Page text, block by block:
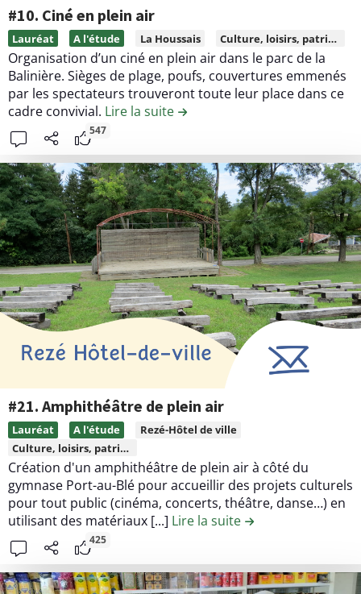
t
r
i
b
u
t
i
o
n
#
8
.
L
a
G
u
i
e
t
t
e
à
L
é
n
#10. Ciné en plein air
L
i
r
e
l
e
c
o
n
t
e
n
u
d
e
l
n
t
r
i
b
u
t
i
o
n
Lauréat A l'étude La Houssais Culture, loisirs, patrimoine
Organisation d’un ciné en plein air dans le parc de la
Balinière. Sièges de plage, poufs, couvertures emmenés
par les spectateurs trouveront toute leur place dans ce
cadre convivial. Lire la suite de la contribution #10. Ciné
547
#21. Amphithéâtre de plein air
L
i
r
e
l
e
c
o
n
Lauréat A l'étude
Rezé-Hôtel de ville
Culture, loisirs, patrimoine
Création d'un amphithéâtre de plein air à côté du
gymnase Port-au-Blé pour accueillir des projets culturels
pour tout public (cinéma, concerts, théâtre, danse…) en
utilisant des matériaux [...] Lire la suite de la contribution
425